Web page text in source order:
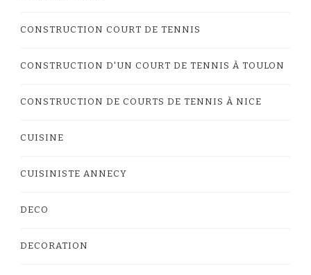
CONSTRUCTION COURT DE TENNIS
CONSTRUCTION D'UN COURT DE TENNIS À TOULON
CONSTRUCTION DE COURTS DE TENNIS À NICE
CUISINE
CUISINISTE ANNECY
DECO
DECORATION